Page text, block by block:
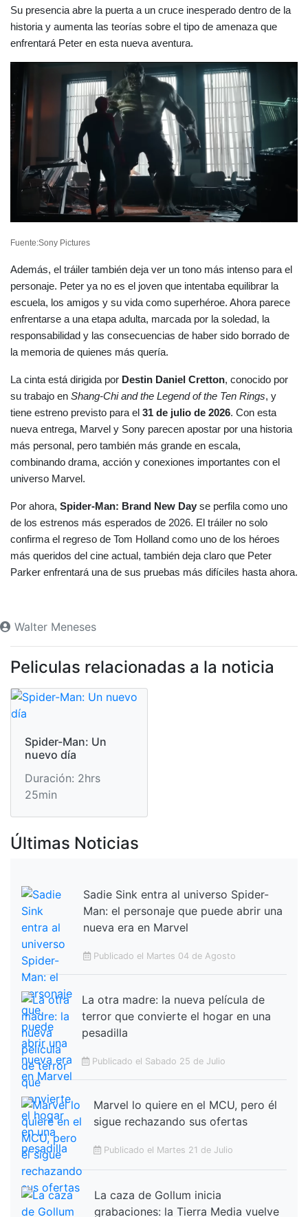
Su presencia abre la puerta a un cruce inesperado dentro de la
historia y aumenta las teorías sobre el tipo de amenaza que
enfrentará Peter en esta nueva aventura.
Fuente:Sony Pictures
Además, el tráiler también deja ver un tono más intenso para el
personaje. Peter ya no es el joven que intentaba equilibrar la
escuela, los amigos y su vida como superhéroe. Ahora parece
enfrentarse a una etapa adulta, marcada por la soledad, la
responsabilidad y las consecuencias de haber sido borrado de
la memoria de quienes más quería.
La cinta está dirigida por Destin Daniel Cretton, conocido por
su trabajo en Shang-Chi and the Legend of the Ten Rings, y
tiene estreno previsto para el 31 de julio de 2026. Con esta
nueva entrega, Marvel y Sony parecen apostar por una historia
más personal, pero también más grande en escala,
combinando drama, acción y conexiones importantes con el
universo Marvel.
Por ahora, Spider-Man: Brand New Day se perfila como uno
de los estrenos más esperados de 2026. El tráiler no solo
confirma el regreso de Tom Holland como uno de los héroes
más queridos del cine actual, también deja claro que Peter
Parker enfrentará una de sus pruebas más difíciles hasta ahora.
Walter Meneses
Peliculas relacionadas a la noticia
Spider-Man: Un
nuevo día
Duración: 2hrs
25min
Últimas Noticias
Sadie Sink entra al universo Spider-
Man: el personaje que puede abrir una
nueva era en Marvel
Publicado el Martes 04 de Agosto
La otra madre: la nueva película de
terror que convierte el hogar en una
pesadilla
Publicado el Sabado 25 de Julio
Marvel lo quiere en el MCU, pero él
sigue rechazando sus ofertas
Publicado el Martes 21 de Julio
La caza de Gollum inicia
grabaciones: la Tierra Media vuelve